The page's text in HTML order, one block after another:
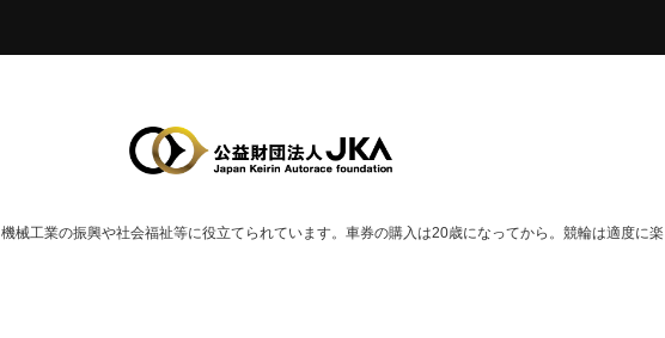
機械⼯業の振興や社会福祉等に役⽴てられています。 車券の購入は20歳になってから。競輪は適度に楽